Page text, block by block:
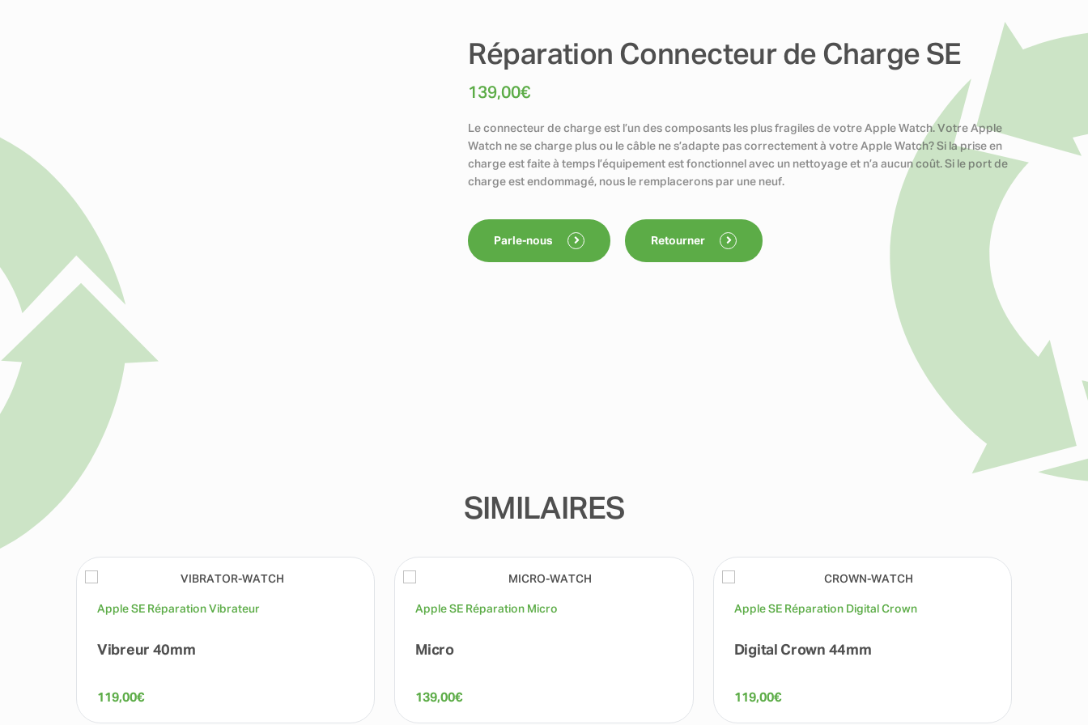
Réparation Connecteur de Charge SE
139,00€
Le connecteur de charge est l’un des composants les plus fragiles de votre Apple Watch. Votre Apple
Watch ne se charge plus ou le câble ne s’adapte pas correctement à votre Apple Watch? Si la prise en
charge est faite à temps l’équipement est fonctionnel avec un nettoyage et n’a aucun coût. Si le port de
charge est endommagé, nous le remplacerons par une neuf.
Parle-nous Retourner
SIMILAIRES
Apple SE Réparation Vibrateur
Vibreur 40mm
119,00€
Apple SE Réparation Micro
Micro
139,00€
Apple SE Réparation Digital Crown
Digital Crown 44mm
119,00€